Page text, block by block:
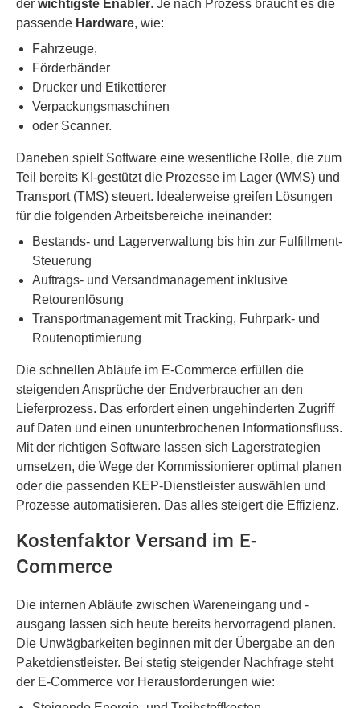
der wichtigste Enabler. Je nach Prozess braucht es die
passende Hardware, wie:
Fahrzeuge,
Förderbänder
Drucker und Etikettierer
Verpackungsmaschinen
oder Scanner.
Daneben spielt Software eine wesentliche Rolle, die zum
Teil bereits KI-gestützt die Prozesse im Lager (WMS) und
Transport (TMS) steuert. Idealerweise greifen Lösungen
für die folgenden Arbeitsbereiche ineinander:
Bestands- und Lagerverwaltung bis hin zur Fulfillment-
Steuerung
Auftrags- und Versandmanagement inklusive
Retourenlösung
Transportmanagement mit Tracking, Fuhrpark- und
Routenoptimierung
Die schnellen Abläufe im E-Commerce erfüllen die
steigenden Ansprüche der Endverbraucher an den
Lieferprozess. Das erfordert einen ungehinderten Zugriff
auf Daten und einen ununterbrochenen Informationsfluss.
Mit der richtigen Software lassen sich Lagerstrategien
umsetzen, die Wege der Kommissionierer optimal planen
oder die passenden KEP-Dienstleister auswählen und
Prozesse automatisieren. Das alles steigert die Effizienz.
Kostenfaktor Versand im E-
Commerce
Die internen Abläufe zwischen Wareneingang und -
ausgang lassen sich heute bereits hervorragend planen.
Die Unwägbarkeiten beginnen mit der Übergabe an den
Paketdienstleister. Bei stetig steigender Nachfrage steht
der E-Commerce vor Herausforderungen wie: